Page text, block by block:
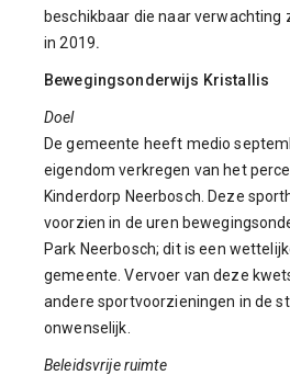
beschikbaar die naar verwachting
in 2019.
Bewegingsonderwijs Kristallis
Doel
De gemeente heeft medio
eigendom verkregen van het
Kinderdorp Neerbosch. Deze
voorzien in de uren
Park Neerbosch; dit is een
gemeente. Vervoer van deze
andere sportvoorzieningen in de
onwenselijk.
Beleidsvrije ruimte